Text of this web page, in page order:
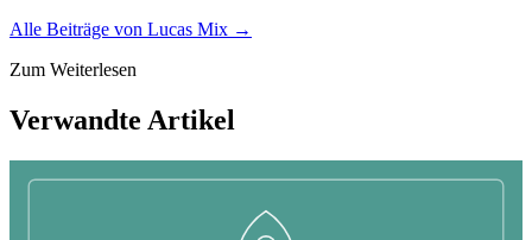
Alle Beiträge von Lucas Mix →
Zum Weiterlesen
Verwandte Artikel